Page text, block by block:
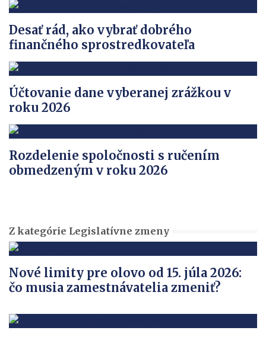
Desať rád, ako vybrať dobrého
finančného sprostredkovateľa
Účtovanie dane vyberanej zrážkou v
roku 2026
Rozdelenie spoločnosti s ručením
obmedzeným v roku 2026
Z kategórie Legislatívne zmeny
Nové limity pre olovo od 15. júla 2026:
čo musia zamestnávatelia zmeniť?